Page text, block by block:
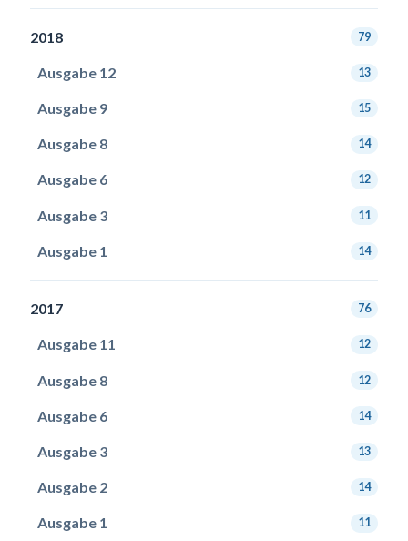
2018 79
Ausgabe 12 13
Ausgabe 9 15
Ausgabe 8 14
Ausgabe 6 12
Ausgabe 3 11
Ausgabe 1 14
2017 76
Ausgabe 11 12
Ausgabe 8 12
Ausgabe 6 14
Ausgabe 3 13
Ausgabe 2 14
Ausgabe 1 11